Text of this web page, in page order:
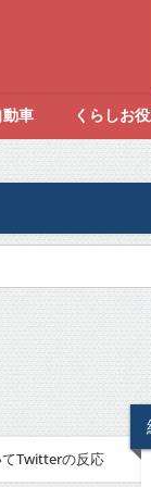
車 くらしお
Twitterの反応